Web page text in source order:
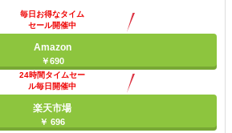
毎日お得なタイム
セール開催中
Amazon
￥690
24時間タイムセー
ル毎日開催中
楽天市場
￥ 696